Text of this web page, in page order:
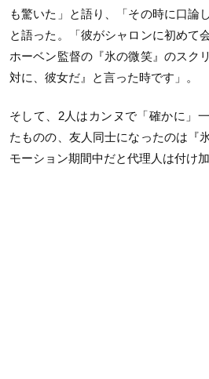
も驚いた」と語り、「その時に口論
と語った。「彼がシャロンに初めて
ホーベン監督の『氷の微笑』のスク
対に、彼女だ』と言った時です」。
そして、2人はカンヌで「確かに」
たものの、友人同士になったのは『
モーション期間中だと代理人は付け加